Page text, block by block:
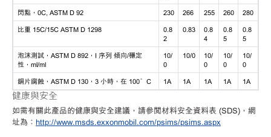
閃點，0C, ASTM D 92 230 266 255 260
280
比重 15C/15C ASTM D 1298
0.8
2
0.83
0.8
4
0.8
5
0.8
5
泡沫測試，ASTM D 892，I 序列 傾向/穩定
性，ml/ml
10/
0
10/0
10/
0
10/
0
10/
0
銅片腐蝕，ASTM D 130，3 小時，在 100°C
1A 1A 1A 1A 1A
健康與安全
如需有關此產品的健康與安全建議，請參閱材料安全資料表 (SDS)，網
址為： http://www.msds.exxonmobil.com/psims/psims.aspx